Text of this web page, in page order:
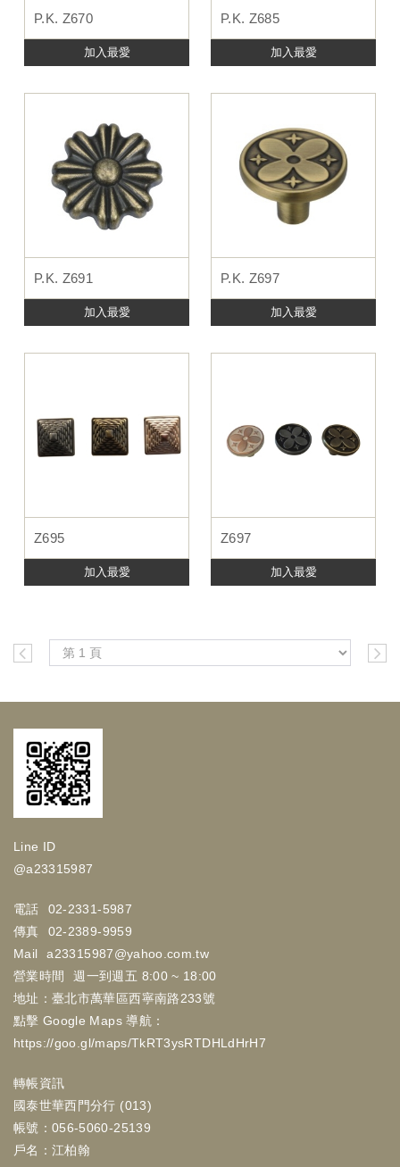
P.K. Z670
加入最愛
P.K. Z685
加入最愛
P.K. Z691
加入最愛
P.K. Z697
加入最愛
Z695
加入最愛
Z697
加入最愛
Line ID
@a23315987
電話
02-2331-5987
傳真
02-2389-9959
Mail
a23315987@yahoo.com.tw
營業時間
週一到週五 8:00 ~ 18:00
地址：臺北市萬華區西寧南路233號
點擊 Google Maps 導航：
https://goo.gl/maps/TkRT3ysRTDHLdHrH7
轉帳資訊
國泰世華西門分行 (013)
帳號：056-5060-25139
戶名：江柏翰